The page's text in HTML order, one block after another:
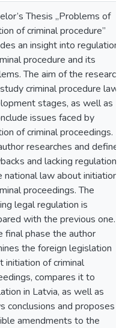
Thesis „Problems of
of criminal procedure”
an insight into regulation
procedure and its
The aim of the research
criminal procedure law
stages, as well as
issues faced by
of criminal proceedings.
researches and defines
and lacking regulation
national law about initiation
proceedings. The
legal regulation is
with the previous one.
final phase the author
the foreign legislation
initiation of criminal
compares it to
in Latvia, as well as
conclusions and proposes
amendments to the